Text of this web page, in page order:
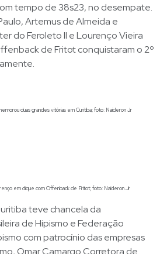
tempo de 38s23, no desempate.
Artemus de Almeida e
do Feroleto II e Lourenço Vieira
de Fritot conquistaram o 2º
duas grandes vitórias em Curitiba; foto: Naideron Jr
em clique com Offenback de Fritot; foto: Naideron Jr
teve chancela da
de Hipismo e Federação
com patrocínio das empresas